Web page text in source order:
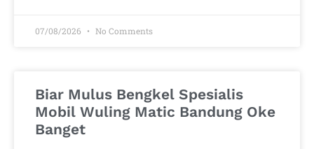
07/08/2026 No Comments
Biar Mulus Bengkel Spesialis
Mobil Wuling Matic Bandung Oke
Banget